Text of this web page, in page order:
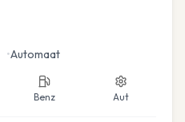
•Automaat
Benz Aut